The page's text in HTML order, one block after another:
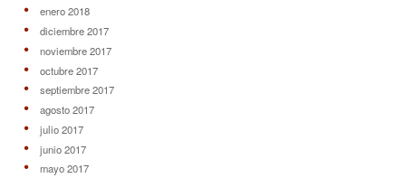
enero 2018
diciembre 2017
noviembre 2017
octubre 2017
septiembre 2017
agosto 2017
julio 2017
junio 2017
mayo 2017